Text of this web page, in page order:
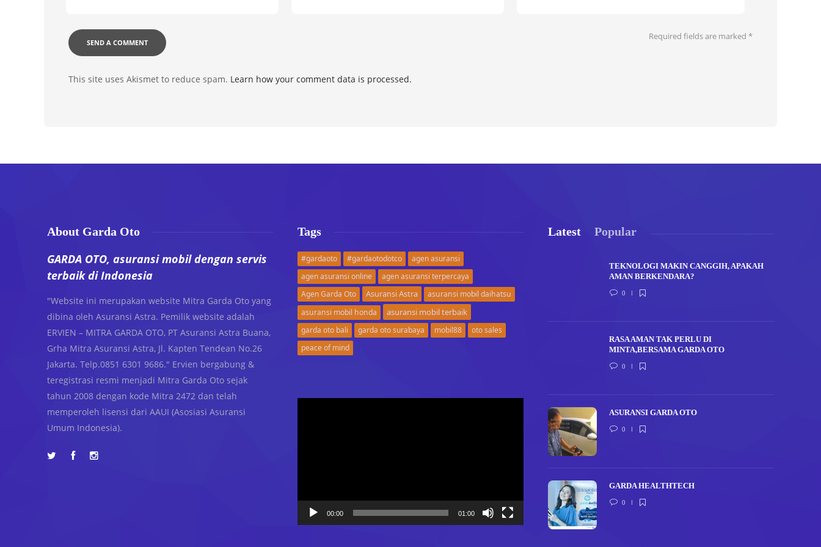
Required fields are marked *
This site uses Akismet to reduce spam. Learn how your comment data is processed.
About Garda Oto
GARDA OTO, asuransi mobil dengan servis
terbaik di Indonesia
"Website ini merupakan website Mitra Garda Oto yang
dibina oleh Asuransi Astra. Pemilik website adalah
ERVIEN – MITRA GARDA OTO, PT Asuransi Astra Buana,
Grha Mitra Asuransi Astra, Jl. Kapten Tendean No.26
Jakarta. Telp.0851 6301 9686." Ervien bergabung &
teregistrasi resmi menjadi Mitra Garda Oto sejak
tahun 2008 dengan kode Mitra 2472 dan telah
memperoleh lisensi dari AAUI (Asosiasi Asuransi
Umum Indonesia).
Tags
#gardaoto #gardaotodotco
agen asuransi
agen asuransi online
agen asuransi terpercaya
Agen Garda Oto
Asuransi Astra
asuransi mobil daihatsu
asuransi mobil honda
asuransi mobil terbaik
garda oto bali garda oto surabaya mobil88
oto sales
peace of mind
00:00 01:00
Latest Popular
TEKNOLOGI MAKIN CANGGIH, APAKAH
AMAN BERKENDARA?
0
RASA AMAN TAK PERLU DI
MINTA,BERSAMA GARDA OTO
0
ASURANSI GARDA OTO
0
GARDA HEALTHTECH
0